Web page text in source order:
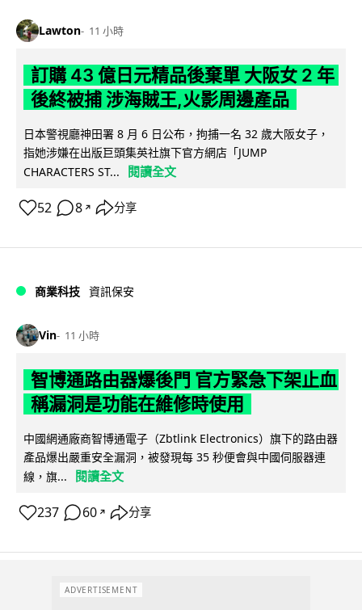
Lawton 11 小時
訂購 43 億日元精品後棄單 大阪女 2 年
後終被捕 涉海賊王,火影周邊產品
日本警視廳神田署 8 月 6 日公布，拘捕一名 32 歲大阪女子，
指她涉嫌在出版巨頭集英社旗下官方網店「JUMP
CHARACTERS ST...
閱讀全文
52 8 ↗ 分享
商業科技 資訊保安
Vin 11 小時
智博通路由器爆後門 官方緊急下架止血
稱漏洞是功能在維修時使用
中國網通廠商智博通電子（Zbtlink Electronics）旗下的路由器
產品爆出嚴重安全漏洞，被發現每 35 秒便會與中國伺服器連
線，旗...
閱讀全文
237 60 ↗ 分享
ADVERTISEMENT